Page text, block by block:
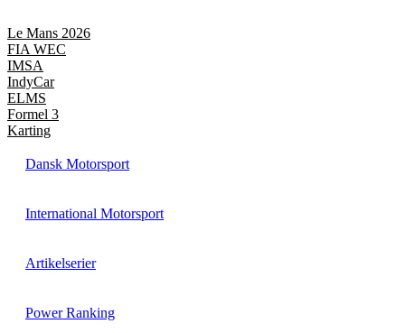
til
indhold
Le Mans 2026
FIA WEC
IMSA
IndyCar
ELMS
Formel 3
Karting
Dansk Motorsport
International Motorsport
Artikelserier
Power Ranking